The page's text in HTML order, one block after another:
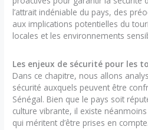
l’attrait indéniable du pays, des
aux implications potentielles du
locales et les environnements
Les enjeux de sécurité pour les
Dans ce chapitre, nous allons
sécurité auxquels peuvent être
Sénégal. Bien que le pays soit
culture vibrante, il existe
qui méritent d’être prises en compte.